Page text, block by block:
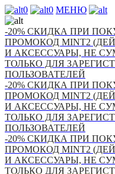
0 0 МЕНЮ
-20% СКИДКА ПРИ
ПРОМОКОД MINT2
И АКСЕССУАРЫ, НЕ
ТОЛЬКО ДЛЯ
ПОЛЬЗОВАТЕЛЕЙ
-20% СКИДКА ПРИ
ПРОМОКОД MINT2
И АКСЕССУАРЫ, НЕ
ТОЛЬКО ДЛЯ
ПОЛЬЗОВАТЕЛЕЙ
-20% СКИДКА ПРИ
ПРОМОКОД MINT2
И АКСЕССУАРЫ, НЕ
ТОЛЬКО ДЛЯ